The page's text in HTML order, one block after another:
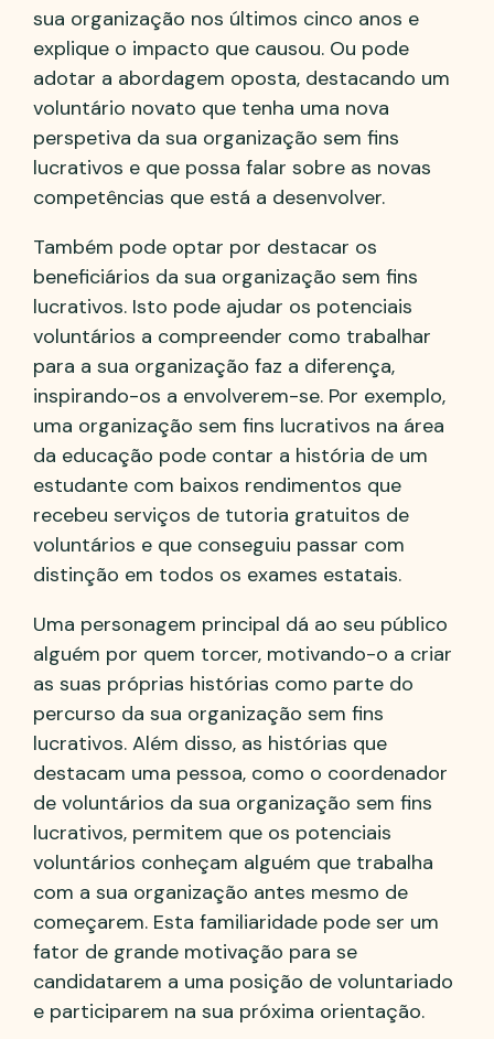
sua organização nos últimos cinco anos e
explique o impacto que causou. Ou pode
adotar a abordagem oposta, destacando um
voluntário novato que tenha uma nova
perspetiva da sua organização sem fins
lucrativos e que possa falar sobre as novas
competências que está a desenvolver.
Também pode optar por destacar os
beneficiários da sua organização sem fins
lucrativos. Isto pode ajudar os potenciais
voluntários a compreender como trabalhar
para a sua organização faz a diferença,
inspirando-os a envolverem-se. Por exemplo,
uma organização sem fins lucrativos na área
da educação pode contar a história de um
estudante com baixos rendimentos que
recebeu serviços de tutoria gratuitos de
voluntários e que conseguiu passar com
distinção em todos os exames estatais.
Uma personagem principal dá ao seu público
alguém por quem torcer, motivando-o a criar
as suas próprias histórias como parte do
percurso da sua organização sem fins
lucrativos. Além disso, as histórias que
destacam uma pessoa, como o coordenador
de voluntários da sua organização sem fins
lucrativos, permitem que os potenciais
voluntários conheçam alguém que trabalha
com a sua organização antes mesmo de
começarem. Esta familiaridade pode ser um
fator de grande motivação para se
candidatarem a uma posição de voluntariado
e participarem na sua próxima orientação.